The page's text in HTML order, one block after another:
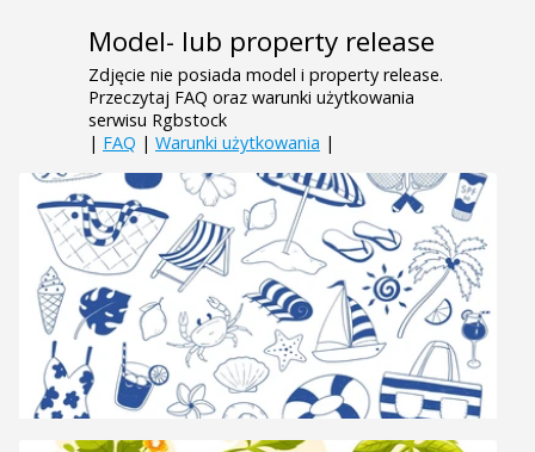
Model- lub property release
Zdjęcie nie posiada model i property release.
Przeczytaj FAQ oraz warunki użytkowania
serwisu Rgbstock
| FAQ | Warunki użytkowania |